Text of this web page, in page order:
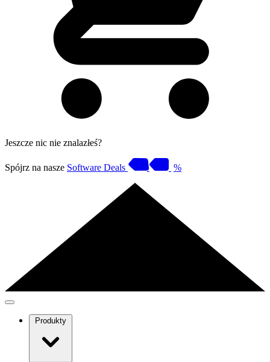
Jeszcze nic nie znalazłeś?
Spójrz na nasze Software Deals %
Produkty